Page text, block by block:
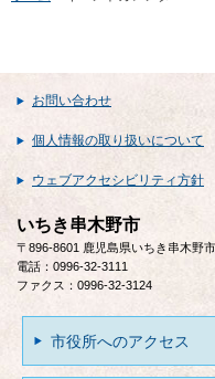
お問い合わせ
個人情報の取り扱いについて
ウェブアクセシビリティ方針
いちき串木野市
〒896-8601 鹿児島県いちき串木野
電話：0996-32-3111
ファクス：0996-32-3124
市役所へのアクセス